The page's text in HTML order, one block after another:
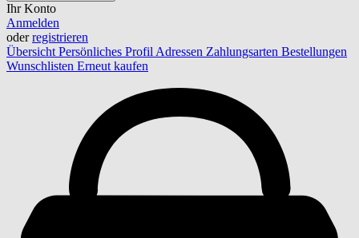
Ihr Konto
Anmelden
oderregistrieren
Übersicht Persönliches Profil Adressen Zahlungsarten Bestellungen
Wunschlisten Erneut kaufen